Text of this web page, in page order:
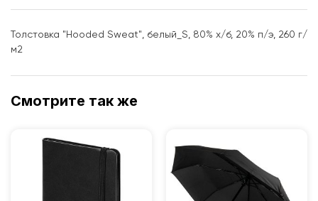
Толстовка "Hooded Sweat", белый_S, 80% х/б, 20% п/э, 260 г/
м2
Смотрите так же